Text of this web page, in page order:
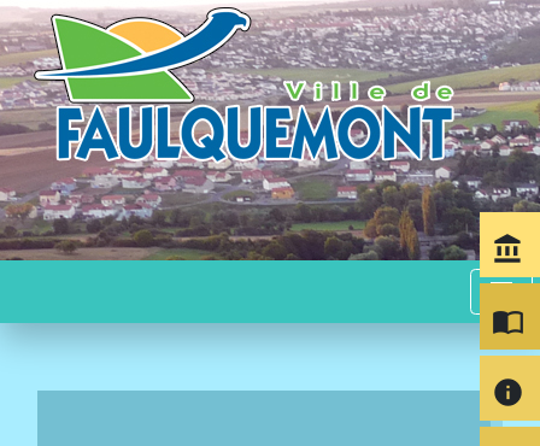
menu
account_balance
import_contacts
info